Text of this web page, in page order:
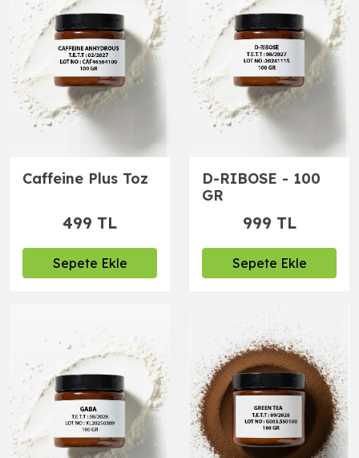
Caffeine Plus Toz
499 TL
Sepete Ekle
D-RIBOSE - 100
GR
999 TL
Sepete Ekle